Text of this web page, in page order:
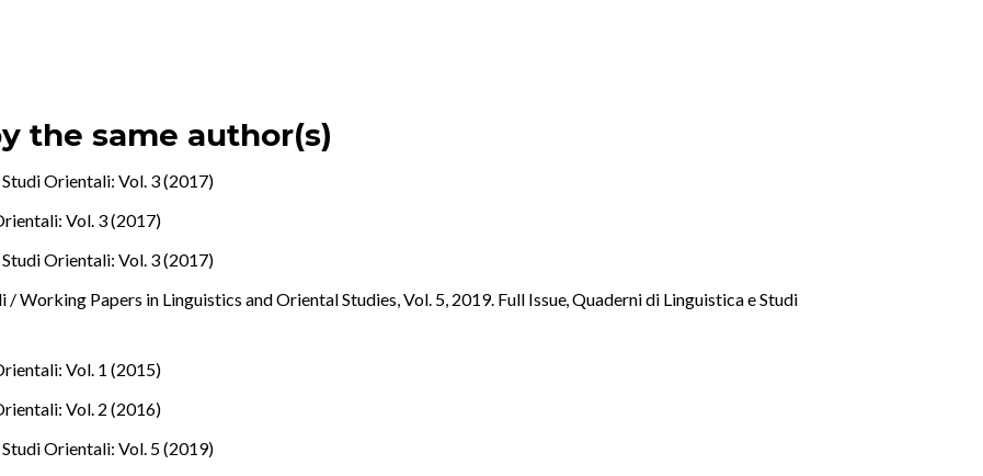
the same author(s)
Orientali: Vol. 3 (2017)
Vol. 3 (2017)
Orientali: Vol. 3 (2017)
Working Papers in Linguistics and Oriental Studies, Vol. 5, 2019. Full Issue,Quaderni di Linguistica e Studi
Vol. 1 (2015)
Vol. 2 (2016)
Orientali: Vol. 5 (2019)